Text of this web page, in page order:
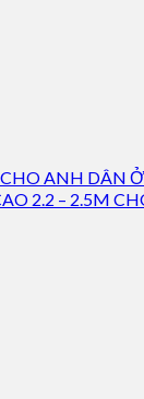
ANH DÂN
2.2 – 2.5M